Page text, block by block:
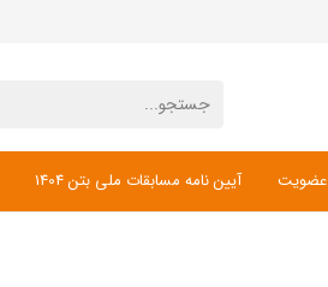
عضویت آیین نامه مسابقات ملی بتن 1404